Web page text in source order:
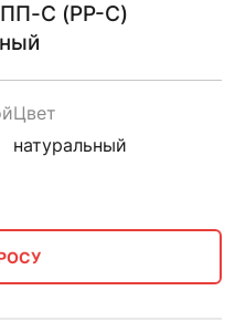
С (PP-C)
Цвет
натуральный